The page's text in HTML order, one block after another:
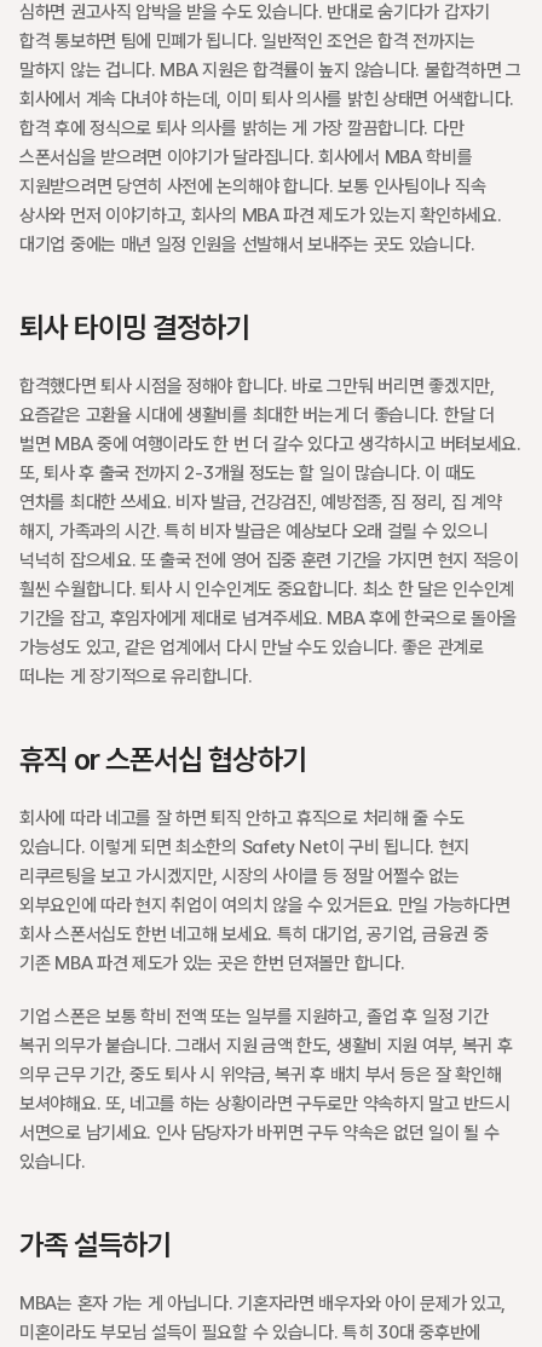
심하면 권고사직 압박을 받을 수도 있습니다. 반대로 숨기다가 갑자기
합격 통보하면 팀에 민폐가 됩니다. 일반적인 조언은 합격 전까지는
말하지 않는 겁니다. MBA 지원은 합격률이 높지 않습니다. 불합격하면 그
회사에서 계속 다녀야 하는데, 이미 퇴사 의사를 밝힌 상태면 어색합니다.
합격 후에 정식으로 퇴사 의사를 밝히는 게 가장 깔끔합니다. 다만
스폰서십을 받으려면 이야기가 달라집니다. 회사에서 MBA 학비를
지원받으려면 당연히 사전에 논의해야 합니다. 보통 인사팀이나 직속
상사와 먼저 이야기하고, 회사의 MBA 파견 제도가 있는지 확인하세요.
대기업 중에는 매년 일정 인원을 선발해서 보내주는 곳도 있습니다.
퇴사 타이밍 결정하기
합격했다면 퇴사 시점을 정해야 합니다. 바로 그만둬 버리면 좋겠지만,
요즘같은 고환율 시대에 생활비를 최대한 버는게 더 좋습니다. 한달 더
벌면 MBA 중에 여행이라도 한 번 더 갈수 있다고 생각하시고 버텨보세요.
또, 퇴사 후 출국 전까지 2-3개월 정도는 할 일이 많습니다. 이 때도
연차를 최대한 쓰세요. 비자 발급, 건강검진, 예방접종, 짐 정리, 집 계약
해지, 가족과의 시간. 특히 비자 발급은 예상보다 오래 걸릴 수 있으니
넉넉히 잡으세요. 또 출국 전에 영어 집중 훈련 기간을 가지면 현지 적응이
훨씬 수월합니다. 퇴사 시 인수인계도 중요합니다. 최소 한 달은 인수인계
기간을 잡고, 후임자에게 제대로 넘겨주세요. MBA 후에 한국으로 돌아올
가능성도 있고, 같은 업계에서 다시 만날 수도 있습니다. 좋은 관계로
떠나는 게 장기적으로 유리합니다.
휴직 or 스폰서십 협상하기
회사에 따라 네고를 잘 하면 퇴직 안하고 휴직으로 처리해 줄 수도
있습니다. 이렇게 되면 최소한의 Safety Net이 구비 됩니다. 현지
리쿠르팅을 보고 가시겠지만, 시장의 사이클 등 정말 어쩔수 없는
외부요인에 따라 현지 취업이 여의치 않을 수 있거든요. 만일 가능하다면
회사 스폰서십도 한번 네고해 보세요. 특히 대기업, 공기업, 금융권 중
기존 MBA 파견 제도가 있는 곳은 한번 던져볼만 합니다.
기업 스폰은 보통 학비 전액 또는 일부를 지원하고, 졸업 후 일정 기간
복귀 의무가 붙습니다. 그래서 지원 금액 한도, 생활비 지원 여부, 복귀 후
의무 근무 기간, 중도 퇴사 시 위약금, 복귀 후 배치 부서 등은 잘 확인해
보셔야해요. 또, 네고를 하는 상황이라면 구두로만 약속하지 말고 반드시
서면으로 남기세요. 인사 담당자가 바뀌면 구두 약속은 없던 일이 될 수
있습니다.
가족 설득하기
MBA는 혼자 가는 게 아닙니다. 기혼자라면 배우자와 아이 문제가 있고,
미혼이라도 부모님 설득이 필요할 수 있습니다. 특히 30대 중후반에